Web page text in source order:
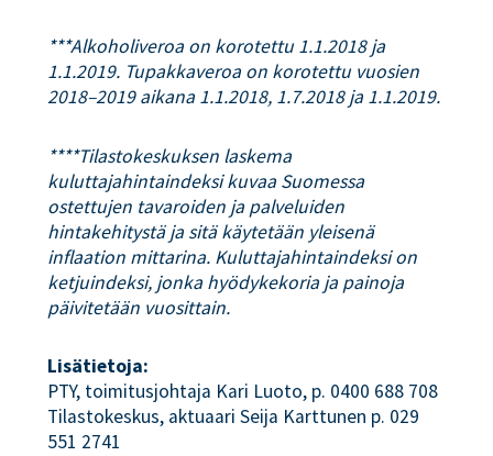
***Alkoholiveroa on korotettu 1.1.2018 ja
1.1.2019. Tupakkaveroa on korotettu vuosien
2018–2019 aikana 1.1.2018, 1.7.2018 ja 1.1.2019.
****Tilastokeskuksen laskema
kuluttajahintaindeksi kuvaa Suomessa
ostettujen tavaroiden ja palveluiden
hintakehitystä ja sitä käytetään yleisenä
inflaation mittarina. Kuluttajahintaindeksi on
ketjuindeksi, jonka hyödykekoria ja painoja
päivitetään vuosittain.
Lisätietoja:
PTY, toimitusjohtaja Kari Luoto, p. 0400 688 708
Tilastokeskus, aktuaari Seija Karttunen p. 029
551 2741